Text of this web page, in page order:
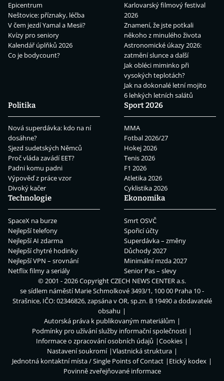
Epicentrum
Neštovice: příznaky, léčba
V čem jezdí Yamal a Mesii?
Kvízy pro seniory
Kalendář úplňků 2026
Co je bodycount?
Karlovarský filmový festival
2026
Znamení, že jste potkali
někoho z minulého života
Astronomické úkazy 2026:
zatmění slunce a další
Jak obléci miminko při
vysokých teplotách?
Jak na dokonalé letní mojito
6 lehkých letních salátů
Politika
Nová superdávka: kdo na ní
dosáhne?
Sjezd sudetských Němců
Proč vláda zavádí EET?
Padni komu padni
Výpověď z práce vzor
Divoký kačer
Sport 2026
MMA
Fotbal 2026/27
Hokej 2026
Tenis 2026
F1 2026
Atletika 2026
Cyklistika 2026
Technologie
SpaceX na burze
Nejlepší telefony
Nejlepší AI zdarma
Nejlepší chytré hodinky
Nejlepší VPN – srovnání
Netflix filmy a seriály
Ekonomika
Smrt OSVČ
Spořicí účty
Superdávka – změny
Důchody 2027
Minimální mzda 2027
Senior Pas – slevy
© 2001 - 2026 CopyrightCZECH NEWS CENTER a.s.
se sídlem náměstí Marie Schmolkové 3493/1, 100 00 Praha 10 -
Strašnice, IČO: 02346826, zapsána v OR, sp.zn. B 19490 a dodavatelé
obsahu
Autorská práva k publikovaným materiálům
Podmínky pro užívání služby informační společnosti
Informace o zpracování osobních údajů
Cookies
Nastavení soukromí
Vlastnická struktura
Jednotná kontaktní místa / Single Points of Contact
Etický kodex
Povinně zveřejňované informace